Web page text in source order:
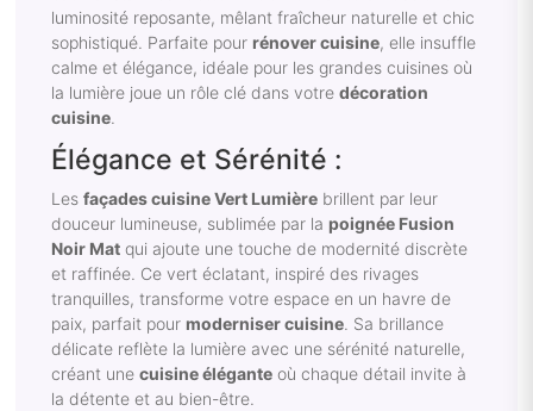
luminosité reposante, mêlant fraîcheur naturelle et chic
sophistiqué. Parfaite pourrénover cuisine, elle insuffle
calme et élégance, idéale pour les grandes cuisines où
la lumière joue un rôle clé dans votredécoration
cuisine.
Élégance et Sérénité :
Lesfaçades cuisine Vert Lumière brillent par leur
douceur lumineuse, sublimée par lapoignée Fusion
Noir Mat qui ajoute une touche de modernité discrète
et raffinée. Ce vert éclatant, inspiré des rivages
tranquilles, transforme votre espace en un havre de
paix, parfait pourmoderniser cuisine. Sa brillance
délicate reflète la lumière avec une sérénité naturelle,
créant unecuisine élégante où chaque détail invite à
la détente et au bien-être.